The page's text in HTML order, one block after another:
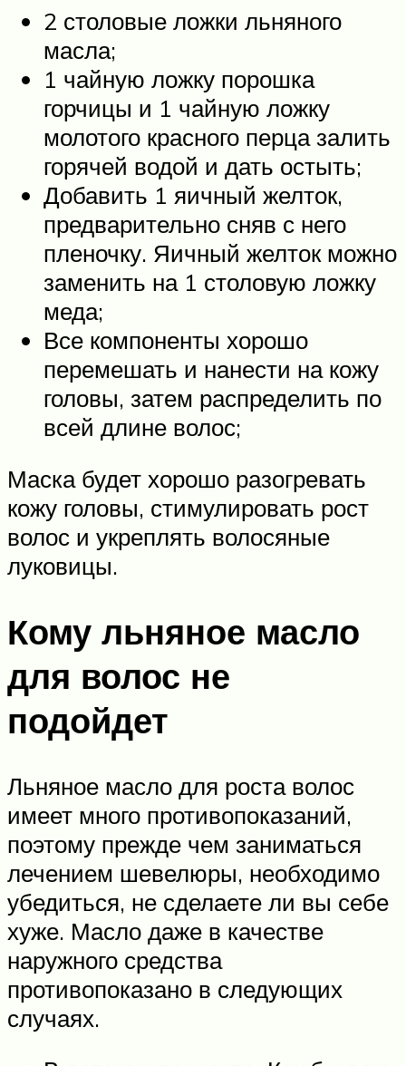
2 столовые ложки льняного
масла;
1 чайную ложку порошка
горчицы и 1 чайную ложку
молотого красного перца залить
горячей водой и дать остыть;
Добавить 1 яичный желток,
предварительно сняв с него
пленочку. Яичный желток можно
заменить на 1 столовую ложку
меда;
Все компоненты хорошо
перемешать и нанести на кожу
головы, затем распределить по
всей длине волос;
Маска будет хорошо разогревать
кожу головы, стимулировать рост
волос и укреплять волосяные
луковицы.
Кому льняное масло
для волос не
подойдет
Льняное масло для роста волос
имеет много противопоказаний,
поэтому прежде чем заниматься
лечением шевелюры, необходимо
убедиться, не сделаете ли вы себе
хуже. Масло даже в качестве
наружного средства
противопоказано в следующих
случаях.